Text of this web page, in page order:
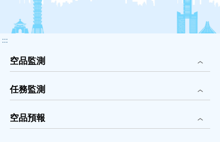
:::
空品監測
任務監測
空品預報